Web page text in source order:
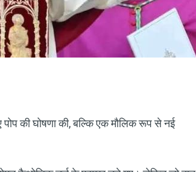
की घोषणा की, बल्कि एक मौलिक रूप से नई